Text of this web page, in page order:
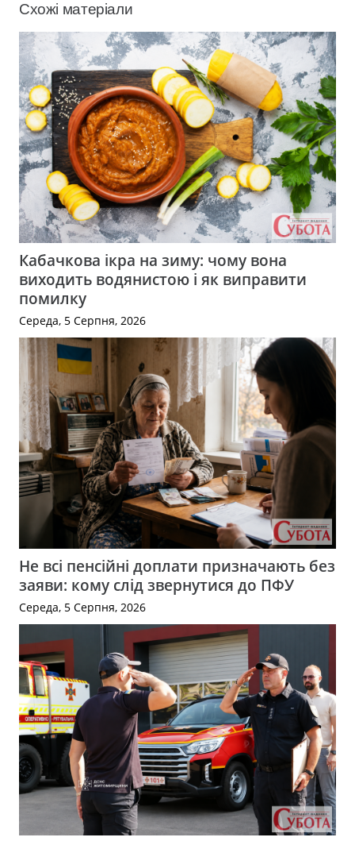
Схожі матеріали
Кабачкова ікра на зиму: чому вона
виходить водянистою і як виправити
помилку
Середа, 5 Серпня, 2026
Не всі пенсійні доплати призначають без
заяви: кому слід звернутися до ПФУ
Середа, 5 Серпня, 2026